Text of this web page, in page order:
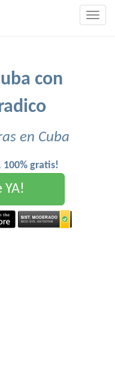
con
en Cuba
100% gratis!
YA!